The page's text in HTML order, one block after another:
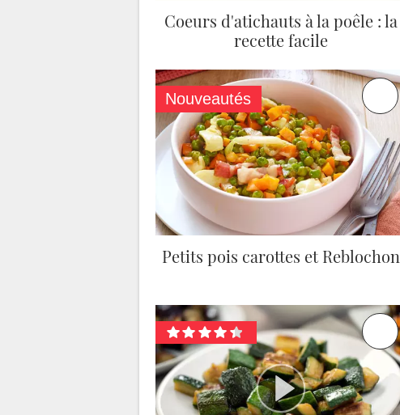
Coeurs d'atichauts à la poêle : la
recette facile
Nouveautés
Petits pois carottes et Reblochon